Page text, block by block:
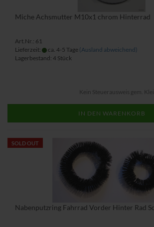
Miche Achsmutter M10x1 chrom Hinterrad
Art.Nr.: 61
Lieferzeit:
ca. 4-5 Tage (Ausland abweichend)
Lagerbestand: 4 Stück
Kein Steuerausweis gem.
IN DEN WARENKORB
SOLD OUT
Nabenputzring Fahrrad Vorder Hinter Rad